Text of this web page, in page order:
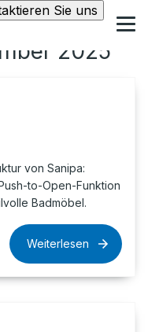
Sie uns
2025
von Sanipa:
to-Open-Funktion
Badmöbel.
Weiterlesen